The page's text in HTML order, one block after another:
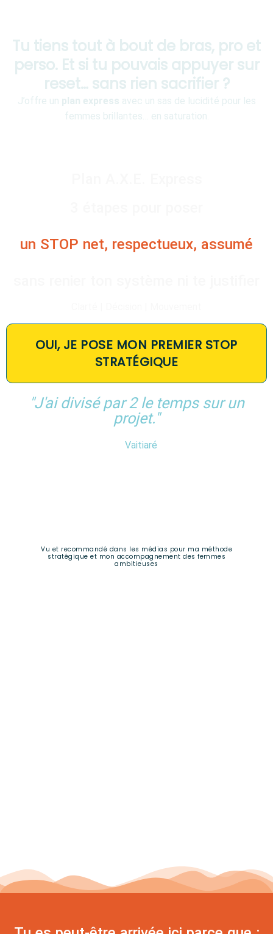
Tu tiens tout à bout de bras, pro et
perso. Et si tu pouvais appuyer sur
reset… sans rien sacrifier ?
J’offre un plan express avec un sas de lucidité pour les
femmes brillantes… en saturation.
un STOP net, respectueux, assumé
OUI, JE POSE MON PREMIER STOP
STRATÉGIQUE
"J'ai divisé par 2 le temps sur un
projet."
Vaitiaré
Vu et recommandé dans les médias pour ma méthode
stratégique et mon accompagnement des femmes
ambitieuses